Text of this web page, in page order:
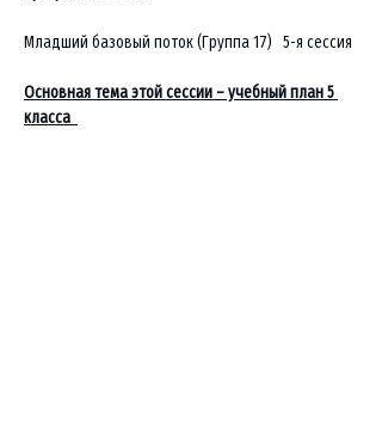
Младший базовый поток (Группа 17)   5-я сессия
Основная тема этой сессии – учебный план 5
класса